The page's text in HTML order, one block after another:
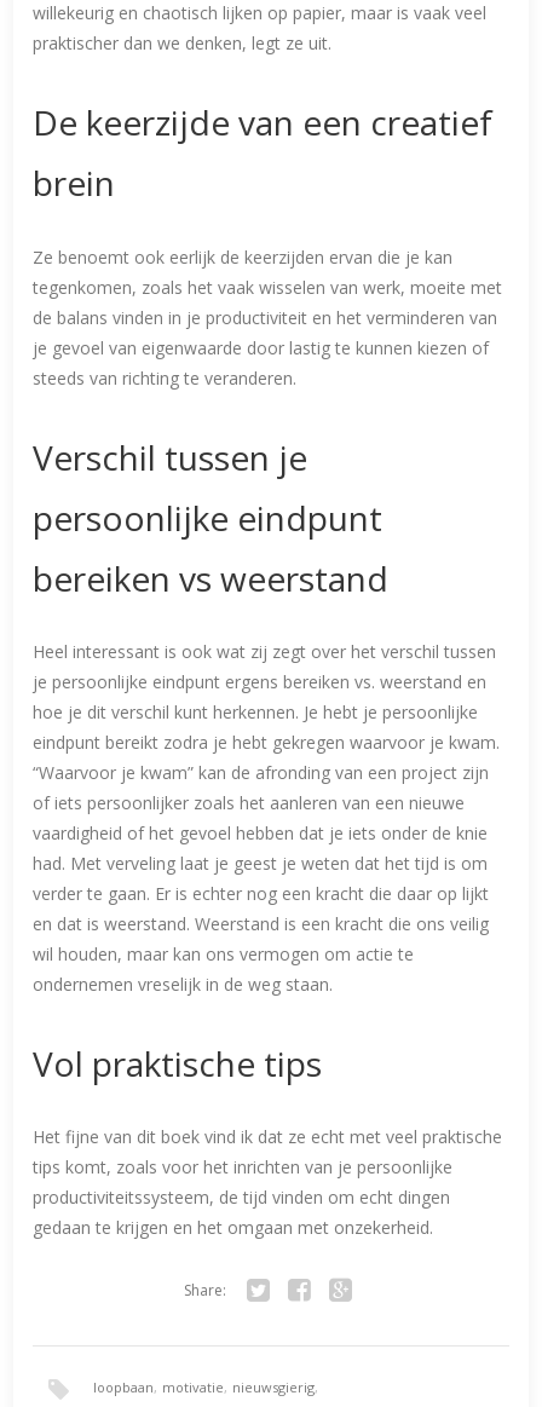
willekeurig en chaotisch lijken op papier, maar is vaak veel
praktischer dan we denken, legt ze uit.
De keerzijde van een creatief
brein
Ze benoemt ook eerlijk de keerzijden ervan die je kan
tegenkomen, zoals het vaak wisselen van werk, moeite met
de balans vinden in je productiviteit en het verminderen van
je gevoel van eigenwaarde door lastig te kunnen kiezen of
steeds van richting te veranderen.
Verschil tussen je
persoonlijke eindpunt
bereiken vs weerstand
Heel interessant is ook wat zij zegt over het verschil tussen
je persoonlijke eindpunt ergens bereiken vs. weerstand en
hoe je dit verschil kunt herkennen. Je hebt je persoonlijke
eindpunt bereikt zodra je hebt gekregen waarvoor je kwam.
“Waarvoor je kwam” kan de afronding van een project zijn
of iets persoonlijker zoals het aanleren van een nieuwe
vaardigheid of het gevoel hebben dat je iets onder de knie
had. Met verveling laat je geest je weten dat het tijd is om
verder te gaan. Er is echter nog een kracht die daar op lijkt
en dat is weerstand. Weerstand is een kracht die ons veilig
wil houden, maar kan ons vermogen om actie te
ondernemen vreselijk in de weg staan.
Vol praktische tips
Het fijne van dit boek vind ik dat ze echt met veel praktische
tips komt, zoals voor het inrichten van je persoonlijke
productiviteitssysteem, de tijd vinden om echt dingen
gedaan te krijgen en het omgaan met onzekerheid.
Share:
loopbaan, motivatie, nieuwsgierig,